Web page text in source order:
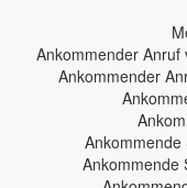
Ankommender
Ankommender
Ankommende
Ankommende